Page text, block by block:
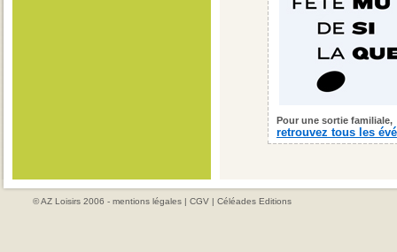
Pour une sortie familiale,
retrouvez tous les
© AZ Loisirs 2006 - mentions légales | CGV | Céléades Editions